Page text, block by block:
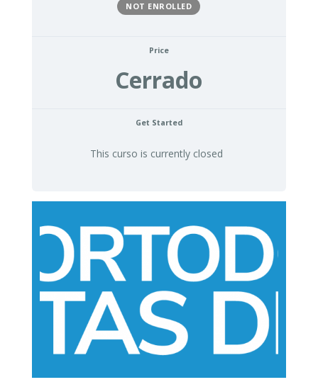
NOT ENROLLED
Price
Cerrado
Get Started
This curso is currently closed